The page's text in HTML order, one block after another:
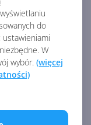
do
ustawieniami
W
wybór. (więcej
as-the-